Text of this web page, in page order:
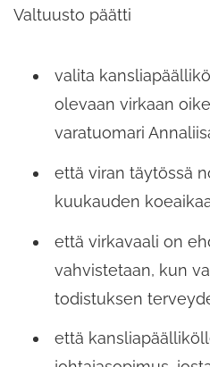
Valtuusto päätti
valita
olevaan virkaan
varatuomari
että viran täytössä
kuukauden
että virkavaali on
vahvistetaan, kun
todistuksen
että